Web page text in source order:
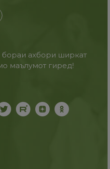
бораи ахбори ширкат
маълумот гиред!